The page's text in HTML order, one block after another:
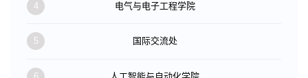
4 电气与电子工程学院
5 国际交流处